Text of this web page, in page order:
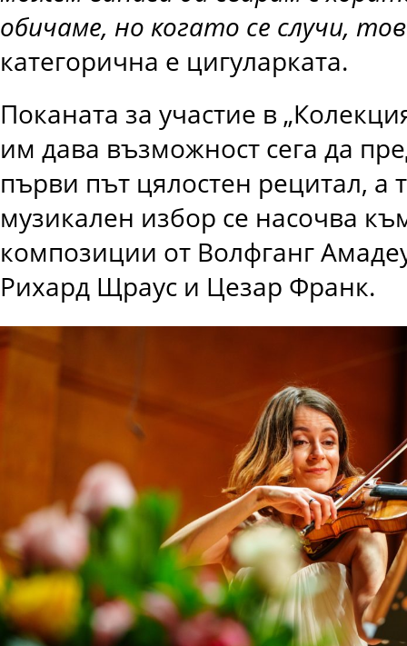
обичаме, но когато се случи,
категорична е цигуларката.
Поканата за участие в
им дава възможност сега да
първи път цялостен рецитал, а
музикален избор се насочва
композиции от Волфганг
Рихард Щраус и Цезар Франк.